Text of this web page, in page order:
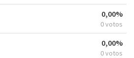
0,00%
0 votos
0,00%
0 votos